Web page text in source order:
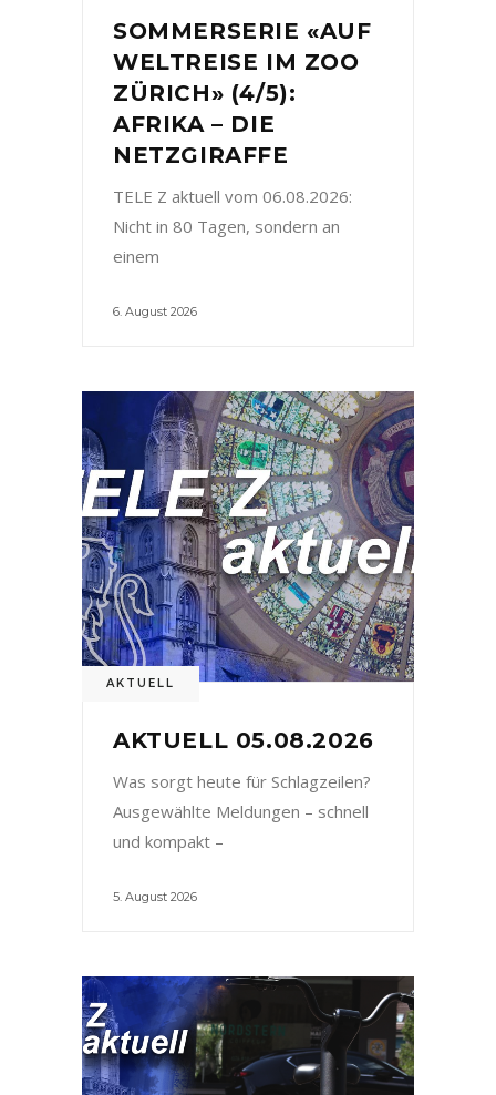
SOMMERSERIE «AUF
WELTREISE IM ZOO
ZÜRICH» (4/5):
AFRIKA – DIE
NETZGIRAFFE
TELE Z aktuell vom 06.08.2026:
Nicht in 80 Tagen, sondern an
einem
6. August 2026
AKTUELL
AKTUELL 05.08.2026
Was sorgt heute für Schlagzeilen?
Ausgewählte Meldungen – schnell
und kompakt –
5. August 2026